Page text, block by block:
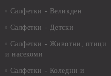
Салфетки - Великден
Салфетки - Детски
Салфетки - Животни, птици
и насекоми
Салфетки - Коледни и